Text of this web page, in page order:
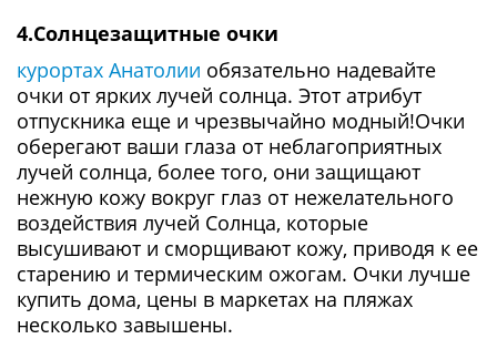
4.Солнцезащитные очки
курортах Анатолии обязательно надевайте
очки от ярких лучей солнца. Этот атрибут
отпускника еще и чрезвычайно модный!Очки
оберегают ваши глаза от неблагоприятных
лучей солнца, более того, они защищают
нежную кожу вокруг глаз от нежелательного
воздействия лучей Солнца, которые
высушивают и сморщивают кожу, приводя к ее
старению и термическим ожогам. Очки лучше
купить дома, цены в маркетах на пляжах
несколько завышены.